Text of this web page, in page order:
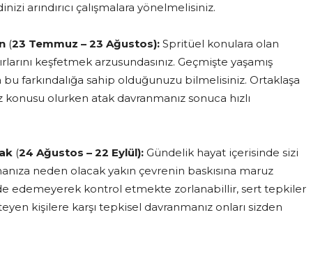
arındırıcı çalışmalara yönelmelisiniz.
(23 Temmuz – 23 Ağustos): Spritüel konulara olan
keşfetmek arzusundasınız. Geçmişte yaşamış
bu farkındalığa sahip olduğunuzu bilmelisiniz. Ortaklaşa
olurken atak davranmanız sonuca hızlı
(24 Ağustos – 22 Eylül): Gündelik hayat içerisinde sizi
neden olacak yakın çevrenin baskısına maruz
edemeyerek kontrol etmekte zorlanabillir, sert tepkiler
kişilere karşı tepkisel davranmanız onları sizden